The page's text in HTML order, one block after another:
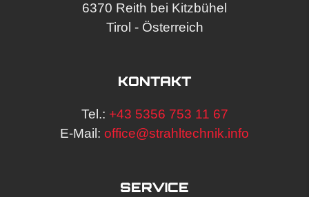
6370 Reith bei Kitzbühel
Tirol - Österreich
KONTAKT
Tel.: +43 5356 753 11 67
E-Mail: office@strahltechnik.info
SERVICE